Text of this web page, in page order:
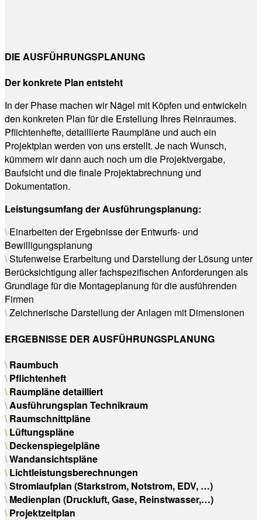
DIE AUSFÜHRUNGSPLANUNG
Der konkrete Plan entsteht
In der Phase machen wir Nägel mit Köpfen und entwickeln
den konkreten Plan für die Erstellung Ihres Reinraumes.
Pflichtenhefte, detaillierte Raumpläne und auch ein
Projektplan werden von uns erstellt. Je nach Wunsch,
kümmern wir dann auch noch um die Projektvergabe,
Baufsicht und die finale Projektabrechnung und
Dokumentation.
Leistungsumfang der Ausführungsplanung:
\Einarbeiten der Ergebnisse der Entwurfs- und
Bewilligungsplanung
\Stufenweise Erarbeitung und Darstellung der Lösung unter
Berücksichtigung aller fachspezifischen Anforderungen als
Grundlage für die Montageplanung für die ausführenden
Firmen
\Zeichnerische Darstellung der Anlagen mit Dimensionen
ERGEBNISSE DER AUSFÜHRUNGSPLANUNG
\Raumbuch
\Pflichtenheft
\Raumpläne detailliert
\Ausführungsplan Technikraum
\Raumschnittpläne
\Lüftungspläne
\Deckenspiegelpläne
\Wandansichtspläne
\Lichtleistungsberechnungen
\Stromlaufplan (Starkstrom, Notstrom, EDV, …)
\Medienplan (Druckluft, Gase, Reinstwasser,…)
\Projektzeitplan